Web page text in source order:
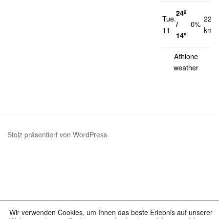
Tue.
11
24º
/
14º
0%
22
km/h
Athlone
weather
Stolz präsentiert von WordPress
Wir verwenden Cookies, um Ihnen das beste Erlebnis auf unserer